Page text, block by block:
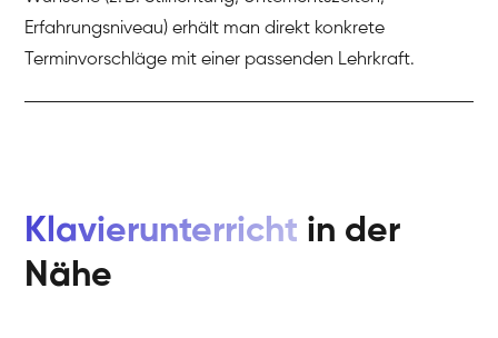
Erfahrungsniveau) erhält man direkt konkrete
Terminvorschläge mit einer passenden Lehrkraft.
Klavierunterricht in der
Nähe